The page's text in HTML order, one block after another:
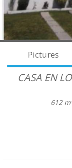
Pictures
CASA EN
612